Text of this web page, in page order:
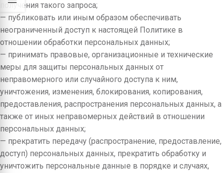
получения такого запроса;
— публиковать или иным образом обеспечивать
неограниченный доступ к настоящей Политике в
отношении обработки персональных данных;
— принимать правовые, организационные и технические
меры для защиты персональных данных от
неправомерного или случайного доступа к ним,
уничтожения, изменения, блокирования, копирования,
предоставления, распространения персональных данных, а
также от иных неправомерных действий в отношении
персональных данных;
— прекратить передачу (распространение, предоставление,
доступ) персональных данных, прекратить обработку и
уничтожить персональные данные в порядке и случаях,